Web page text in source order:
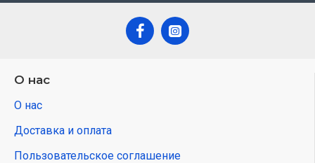
О нас
О нас
Доставка и оплата
Пользовательское соглашение